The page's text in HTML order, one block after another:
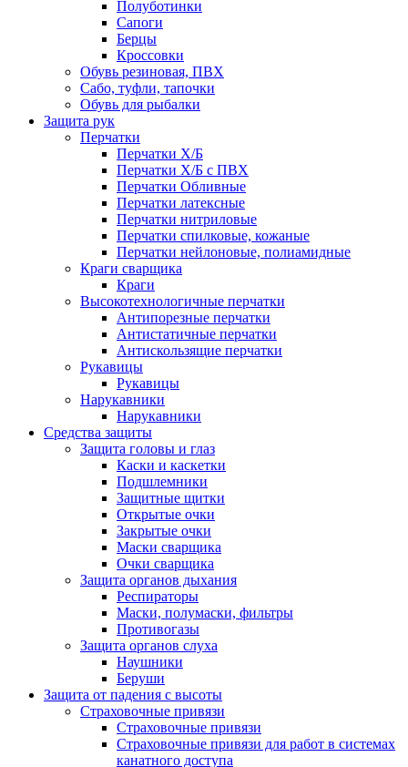
Полуботинки
Сапоги
Берцы
Кроссовки
Обувь резиновая, ПВХ
Сабо, туфли, тапочки
Обувь для рыбалки
Защита рук
Перчатки
Перчатки Х/Б
Перчатки Х/Б с ПВХ
Перчатки Обливные
Перчатки латексные
Перчатки нитриловые
Перчатки спилковые, кожаные
Перчатки нейлоновые, полиамидные
Краги сварщика
Краги
Высокотехнологичные перчатки
Антипорезные перчатки
Антистатичные перчатки
Антискользящие перчатки
Рукавицы
Рукавицы
Нарукавники
Нарукавники
Средства защиты
Защита головы и глаз
Каски и каскетки
Подшлемники
Защитные щитки
Открытые очки
Закрытые очки
Маски сварщика
Очки сварщика
Защита органов дыхания
Респираторы
Маски, полумаски, фильтры
Противогазы
Защита органов слуха
Наушники
Беруши
Защита от падения с высоты
Страховочные привязи
Страховочные привязи
Страховочные привязи для работ в системах
канатного доступа